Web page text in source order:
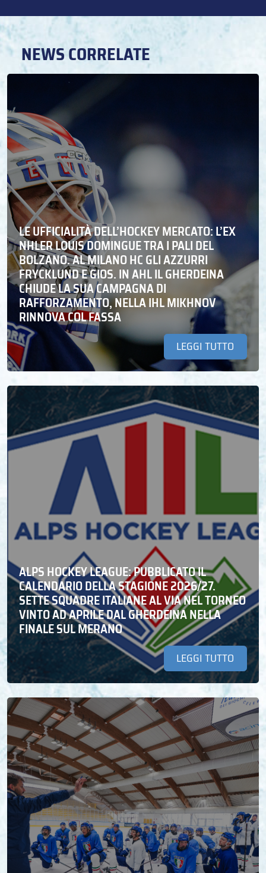
NEWS CORRELATE
LE UFFICIALITÀ DELL’HOCKEY MERCATO: L’EX
NHLER LOUIS DOMINGUE TRA I PALI DEL
BOLZANO. AL MILANO HC GLI AZZURRI
FRYCKLUND E GIOS. IN AHL IL GHERDEINA
CHIUDE LA SUA CAMPAGNA DI
RAFFORZAMENTO, NELLA IHL MIKHNOV
RINNOVA COL FASSA
LEGGI TUTTO
ALPS HOCKEY LEAGUE: PUBBLICATO IL
CALENDARIO DELLA STAGIONE 2026/27.
SETTE SQUADRE ITALIANE AL VIA NEL TORNEO
VINTO AD APRILE DAL GHERDEINA NELLA
FINALE SUL MERANO
LEGGI TUTTO